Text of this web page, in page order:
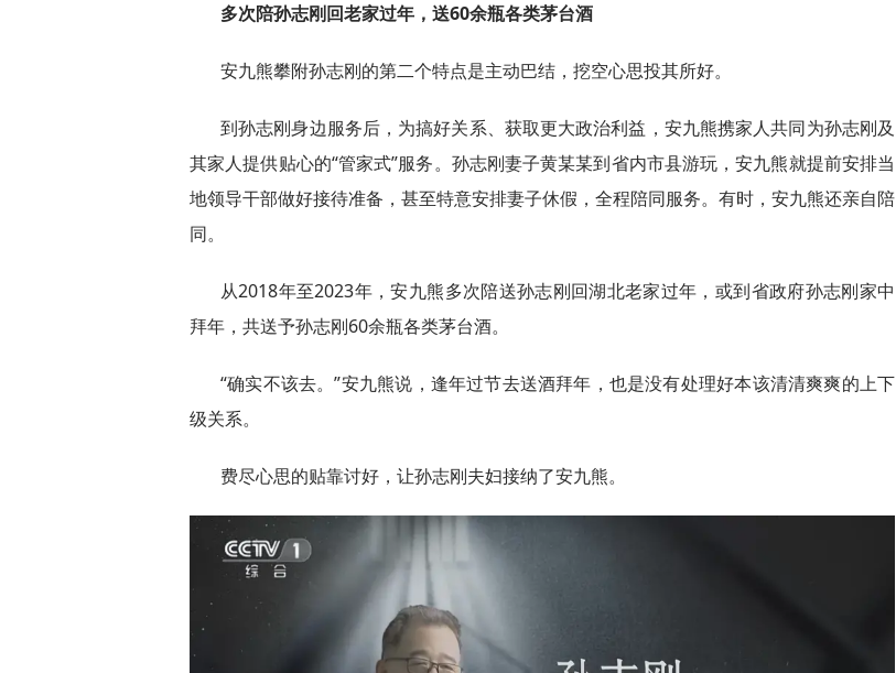
多次陪孙志刚回老家过年，送60余瓶各类茅台酒
安九熊攀附孙志刚的第二个特点是主动巴结，挖空心思投其所好。
到孙志刚身边服务后，为搞好关系、获取更大政治利益，安九熊携家人共同为孙志刚及
其家人提供贴心的“管家式”服务。孙志刚妻子黄某某到省内市县游玩，安九熊就提前安排当
地领导干部做好接待准备，甚至特意安排妻子休假，全程陪同服务。有时，安九熊还亲自陪
同。
从2018年至2023年，安九熊多次陪送孙志刚回湖北老家过年，或到省政府孙志刚家中
拜年，共送予孙志刚60余瓶各类茅台酒。
“确实不该去。”安九熊说，逢年过节去送酒拜年，也是没有处理好本该清清爽爽的上下
级关系。
费尽心思的贴靠讨好，让孙志刚夫妇接纳了安九熊。